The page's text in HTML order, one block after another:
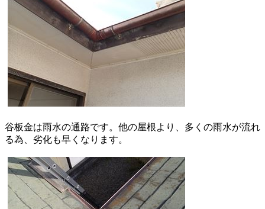
谷板金は雨水の通路です。他の屋根より、多くの雨水が流れ
る為、劣化も早くなります。